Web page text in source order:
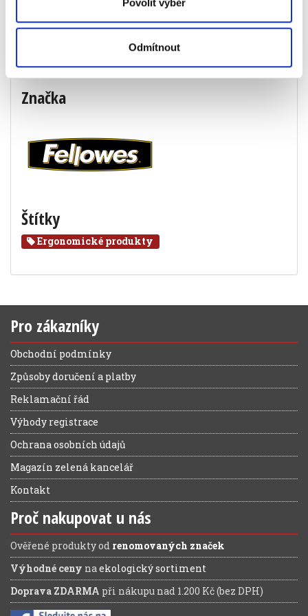
Odmítnout
Specifikace produktu
Značka
Štítky
Ergonomické produkty
Pro zákazníky
Obchodní podmínky
Způsoby doručení a platby
Reklamační řád
Výhody registrace
Ochrana osobních údajů
Magazín zelená kancelář
Kontakt
Proč nakupovat u nás
Ověřené produkty od renomovaných značek
Výhodné ceny naekologický sortiment
Doprava ZDARMA při nákupu nad 1.200 Kč (bez DPH)